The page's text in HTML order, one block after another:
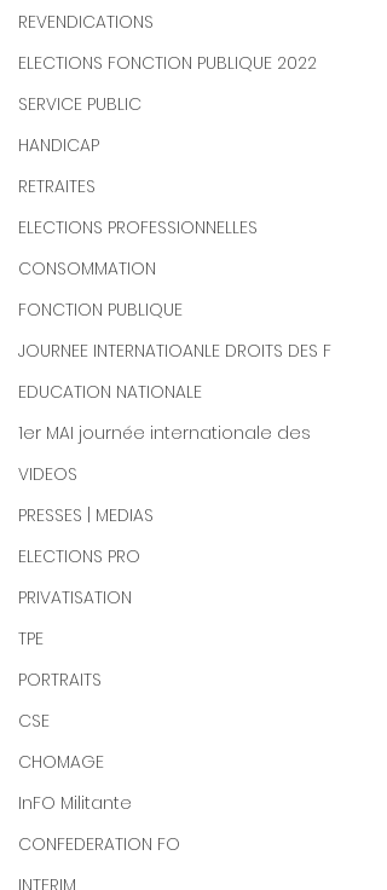
REVENDICATIONS
ELECTIONS FONCTION PUBLIQUE 2022
SERVICE PUBLIC
HANDICAP
RETRAITES
ELECTIONS PROFESSIONNELLES
CONSOMMATION
FONCTION PUBLIQUE
JOURNEE INTERNATIOANLE DROITS DES F
EDUCATION NATIONALE
1er MAI journée internationale des
VIDEOS
PRESSES | MEDIAS
ELECTIONS PRO
PRIVATISATION
TPE
PORTRAITS
CSE
CHOMAGE
InFO Militante
CONFEDERATION FO
INTERIM